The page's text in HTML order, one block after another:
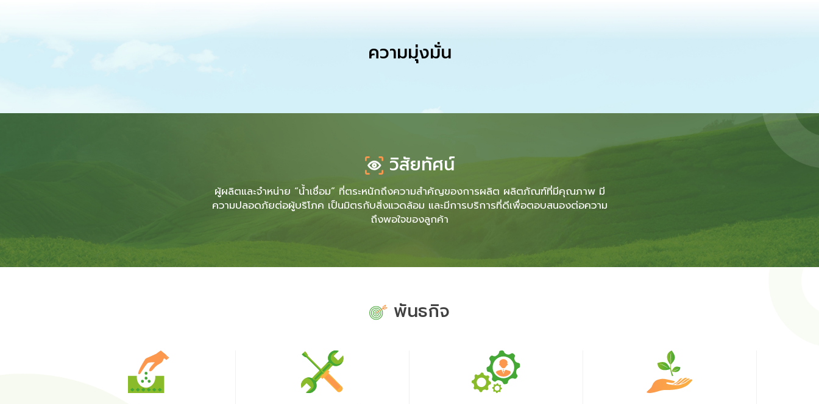
ความมุ่งมั่น
วิสัยทัศน์
ผู้ผลิตและจำหน่าย “น้ำเชื่อม” ที่ตระหนักถึงความสำคัญของการผลิต ผลิตภัณฑ์ที่มีคุณภาพ มี
ความปลอดภัยต่อผู้บริโภค เป็นมิตรกับสิ่งแวดล้อม และมีการบริการที่ดีเพื่อตอบสนองต่อความ
ถึงพอใจของลูกค้า
พันธกิจ